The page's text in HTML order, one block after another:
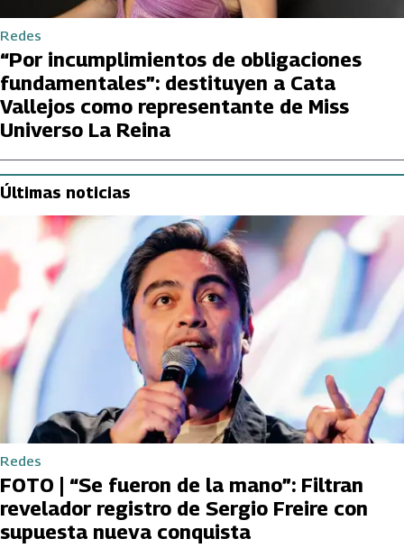
Redes
“Por incumplimientos de obligaciones
fundamentales”: destituyen a Cata
Vallejos como representante de Miss
Universo La Reina
Últimas noticias
Redes
FOTO | “Se fueron de la mano”: Filtran
revelador registro de Sergio Freire con
supuesta nueva conquista